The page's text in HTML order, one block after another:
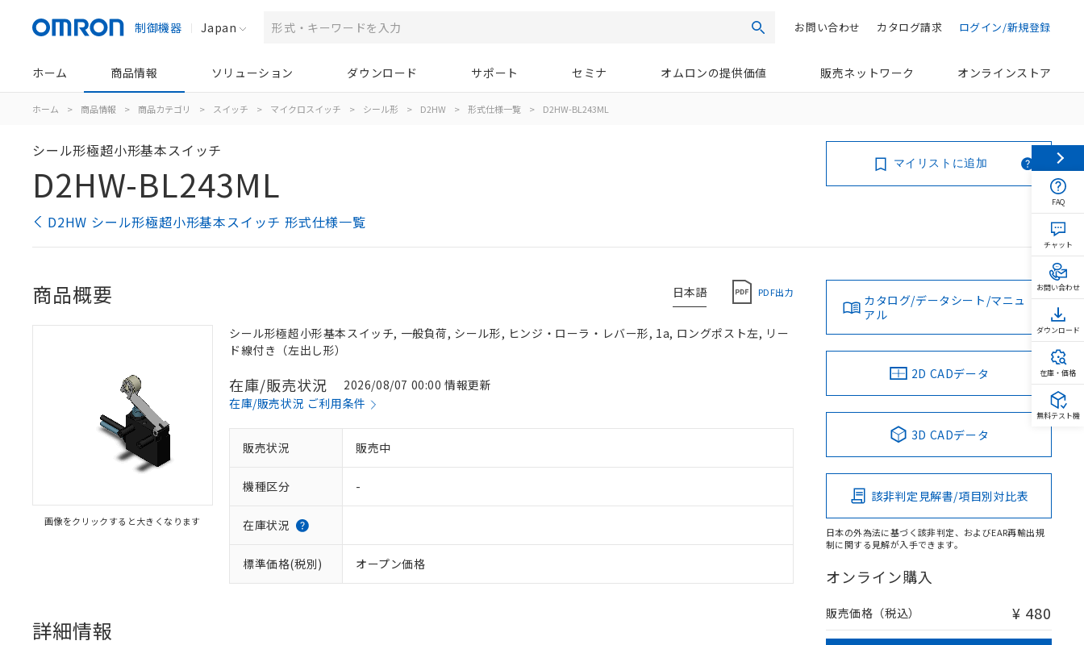
制御機器 Japan 検索 ログイン/新規登録
カタログ請求
お問い合わせ
ホーム 商品情報 ソリューション ダウンロード サポート セミナ オムロンの提供価値 販売ネットワーク オンラインストア
ホーム > 商品情報 > 商品カテゴリ > スイッチ > マイクロスイッチ > シール形 > D2HW > 形式仕様一覧 > D2HW-BL243ML
シール形極超小形基本スイッチ
D2HW-BL243ML
D2HW シール形極超小形基本スイッチ 形式仕様一覧
マイリストに追加
日本語 PDF出力
商品概要
画像をクリックすると大きくなります
シール形極超小形基本スイッチ, 一般負荷, シール形, ヒンジ・ローラ・レバー形, 1a, ロングポスト左, リー
ド線付き（左出し形）
在庫/販売状況
2026/08/07 00:00 情報更新
在庫/販売状況 ご利用条件
販売状況 販売中
機種区分 -
在庫状況
標準価格(税別) オープン価格
詳細情報
カタログ/データシート/マニュ
アル
2D CADデータ
3D CADデータ
該非判定見解書/項目別対比表
日本の外為法に基づく該非判定、およびEAR再輸出規
制に関する見解が入手できます。
オンライン購入
販売価格（税込） ¥ 480
FAQ
チャット
お問い合わせ
ダウンロード
在庫・価格
無料テスト機